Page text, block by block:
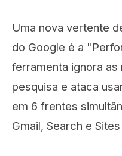
Uma nova vertente
do Google é a
ferramenta ignora
pesquisa e ataca
em 6 frentes
Gmail, Search e